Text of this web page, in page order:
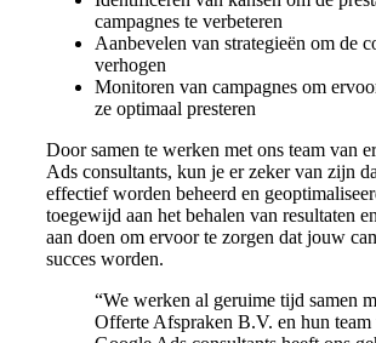
campagnes te verbeteren
Aanbevelen van strategieën om de
verhogen
Monitoren van campagnes om
ze optimaal presteren
Door samen te werken met ons team van
Ads consultants, kun je er zeker van zijn
effectief worden beheerd en
toegewijd aan het behalen van resultaten
aan doen om ervoor te zorgen dat jouw
succes worden.
“We werken al geruime tijd samen
Offerte Afspraken B.V. en hun team